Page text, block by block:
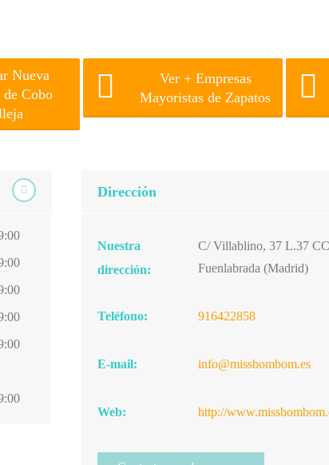
Nueva
de Cobo
Ver + Empresas
Mayoristas de Zapatos
Dirección
Nuestra
dirección:
C/ Villablino, 37 L.37
Fuenlabrada (Madrid)
Teléfono: 916422858
E-mail: info@missbombom.es
Web: http://